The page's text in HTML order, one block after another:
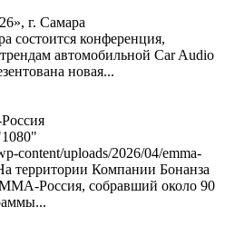
г. Самара
состоится конференция,
автомобильной Car Audio
новая...
content/uploads/2026/04/emma-
территории Компании Бонанза
собравший около 90